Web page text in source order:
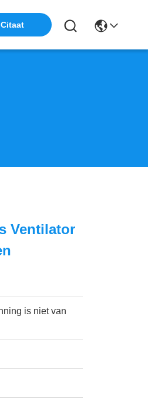
Citaat
Ventilator
is niet van